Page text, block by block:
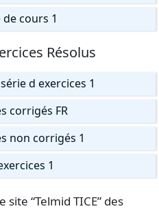
cours 1
Résolus
d exercices 1
corrigés FR
non corrigés 1
1
“Telmid TICE” des